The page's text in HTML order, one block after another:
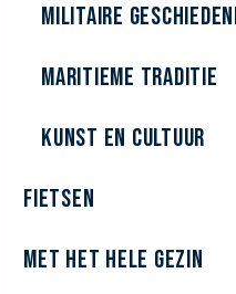
Militaire
Maritieme traditie
kunst en cultuur
Fietsen
Met het hele gezin